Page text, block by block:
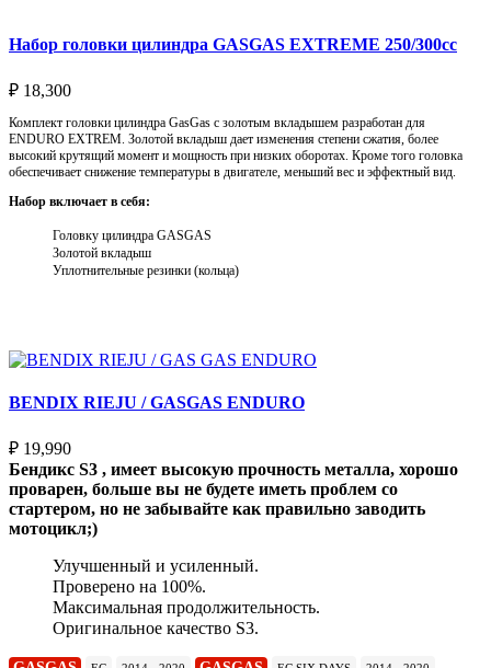
Набор головки цилиндра GASGAS EXTREME 250/300cc
₽ 18,300
Комплект головки цилиндра GasGas с золотым вкладышем разработан для
ENDURO EXTREM. Золотой вкладыш дает изменения степени сжатия, более
высокий крутящий момент и мощность при низких оборотах. Кроме того головка
обеспечивает снижение температуры в двигателе, меньший вес и эффектный вид.
Набор включает в себя:
Головку цилиндра GASGAS
Золотой вкладыш
Уплотнительные резинки (кольца)
BENDIX RIEJU / GASGAS ENDURO
₽ 19,990
Бендикс S3 , имеет высокую прочность металла, хорошо
проварен, больше вы не будете иметь проблем со
стартером, но не забывайте как правильно заводить
мотоцикл;)
Улучшенный и усиленный.
Проверено на 100%.
Максимальная продолжительность.
Оригинальное качество S3.